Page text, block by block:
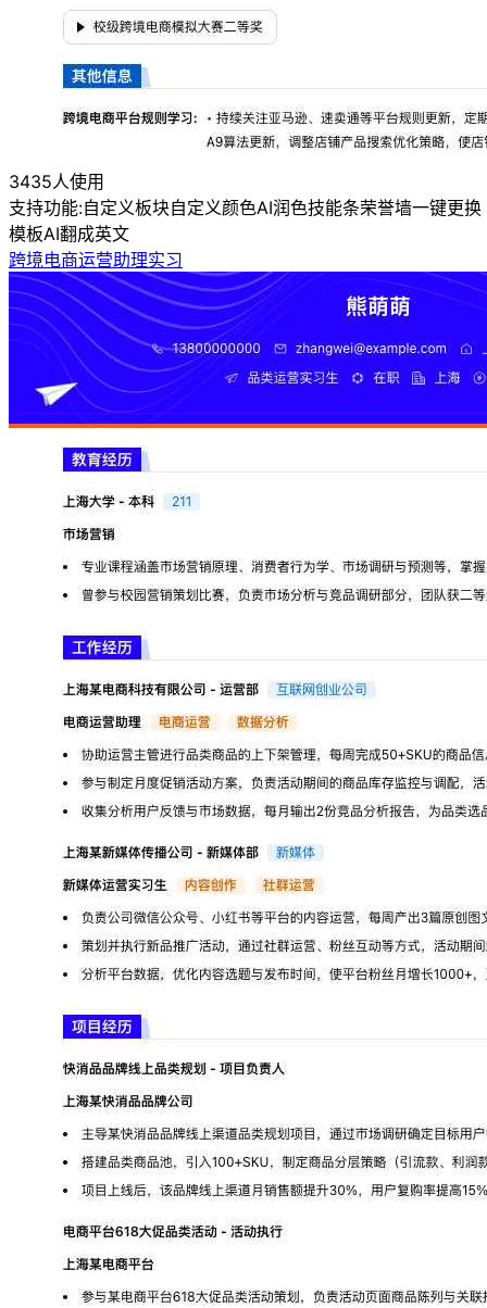
3435人使用
支持功能:自定义板块自定义颜色AI润色技能条荣誉墙一键更换
模板AI翻成英文
跨境电商运营助理实习